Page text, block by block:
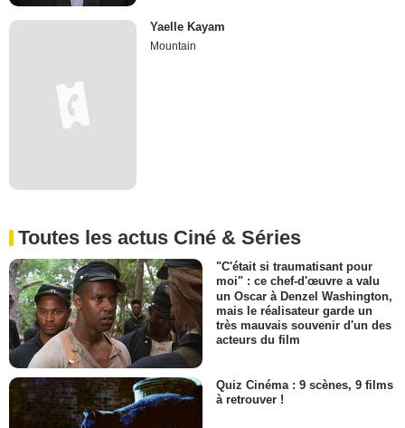
Yaelle Kayam
Mountain
Toutes les actus Ciné & Séries
"C'était si traumatisant pour
moi" : ce chef-d'œuvre a valu
un Oscar à Denzel Washington,
mais le réalisateur garde un
très mauvais souvenir d'un des
acteurs du film
Quiz Cinéma : 9 scènes, 9 films
à retrouver !